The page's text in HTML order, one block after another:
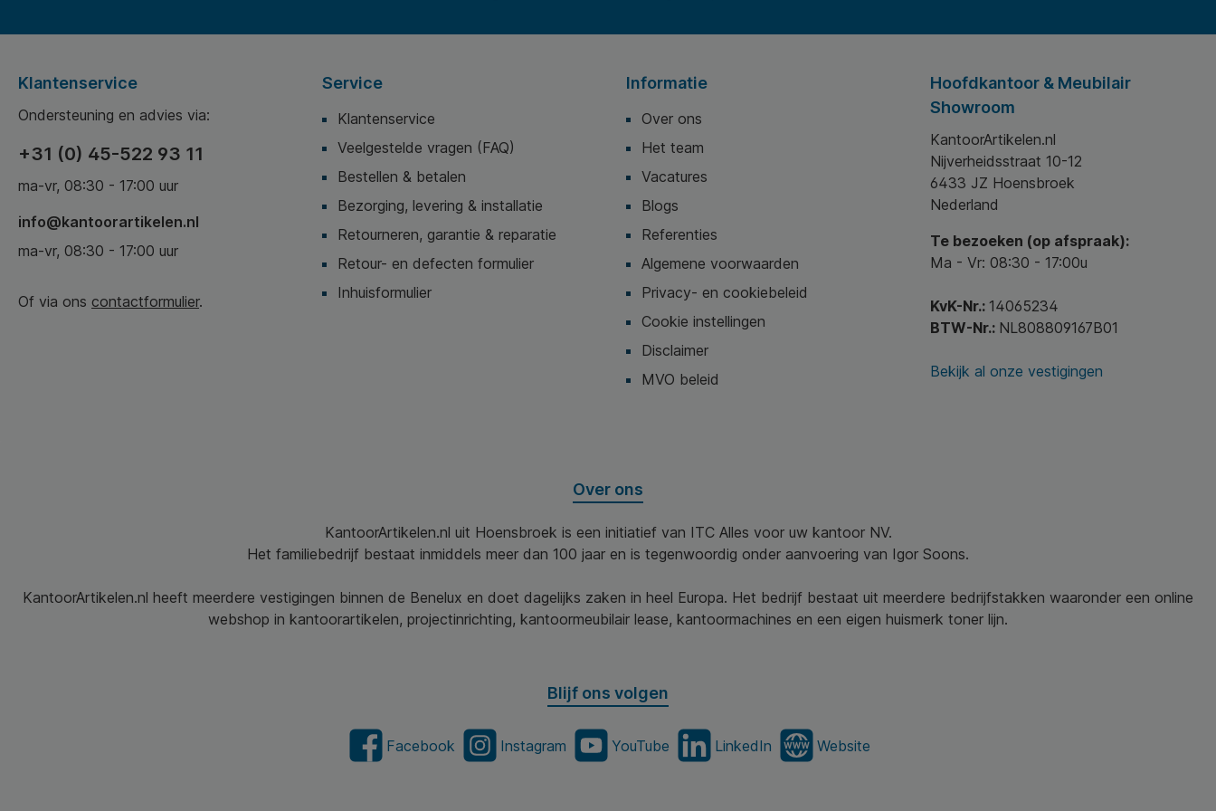
Klantenservice
Ondersteuning en advies via:
+31 (0) 45-522 93 11
ma-vr, 08:30 - 17:00 uur
info@kantoorartikelen.nl
ma-vr, 08:30 - 17:00 uur
Of via ons contactformulier.
Service
Klantenservice
Veelgestelde vragen (FAQ)
Bestellen & betalen
Bezorging, levering & installatie
Retourneren, garantie & reparatie
Retour- en defecten formulier
Inhuisformulier
Informatie
Over ons
Het team
Vacatures
Blogs
Referenties
Algemene voorwaarden
Privacy- en cookiebeleid
Cookie instellingen
Disclaimer
MVO beleid
Hoofdkantoor & Meubilair
Showroom
KantoorArtikelen.nl
Nijverheidsstraat 10-12
6433 JZ Hoensbroek
Nederland
Te bezoeken (op afspraak):
Ma - Vr: 08:30 - 17:00u
KvK-Nr.: 14065234
BTW-Nr.: NL808809167B01
Bekijk al onze vestigingen
Over ons
KantoorArtikelen.nl uit Hoensbroek is een initiatief van ITC Alles voor uw kantoor NV.
Het familiebedrijf bestaat inmiddels meer dan 100 jaar en is tegenwoordig onder aanvoering van Igor Soons.
KantoorArtikelen.nl heeft meerdere vestigingen binnen de Benelux en doet dagelijks zaken in heel Europa. Het bedrijf bestaat uit meerdere bedrijfstakken waaronder een online
webshop in kantoorartikelen, projectinrichting, kantoormeubilair lease, kantoormachines en een eigen huismerk toner lijn.
Blijf ons volgen
Facebook Instagram YouTube LinkedIn Website